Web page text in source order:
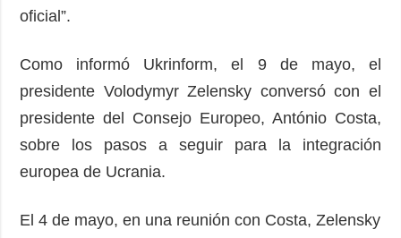
oficial”.
Como informó Ukrinform, el 9 de mayo, el
presidente Volodymyr Zelensky conversó con el
presidente del Consejo Europeo, António Costa,
sobre los pasos a seguir para la integración
europea de Ucrania.
El 4 de mayo, en una reunión con Costa, Zelensky